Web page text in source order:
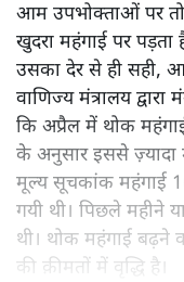
आम उपभोक्ताओं पर
खुदरा महंगाई पर पड़ता
उसका देर से ही सही,
वाणिज्य मंत्रालय
कि अप्रैल में थोक
के अनुसार इससे
मूल्य सूचकांक महंगाई
गयी थी। पिछले महीने
थी। थोक महंगाई
की क़ीमतों में वृद्धि है।